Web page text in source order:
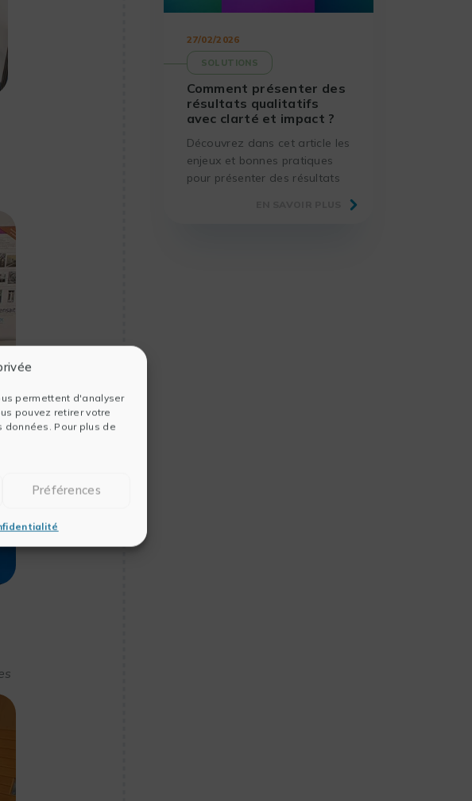
permettent d'analyser
pouvez retirer votre
Pour plus de
Préférences
27/02/2026
SOLUTIONS
Comment présenter des
résultats qualitatifs
avec clarté et impact ?
Découvrez dans cet article les
enjeux et bonnes pratiques
pour présenter des résultats